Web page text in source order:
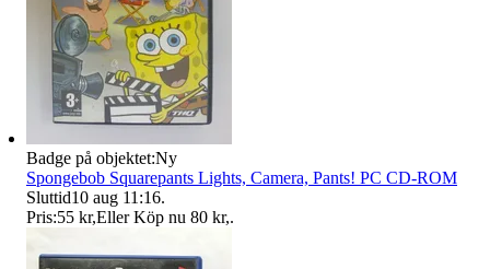
Badge på objektet:Ny
Spongebob Squarepants Lights, Camera, Pants! PC CD-ROM
Sluttid10 aug 11:16.
Pris:55 kr,Eller Köp nu 80 kr,.